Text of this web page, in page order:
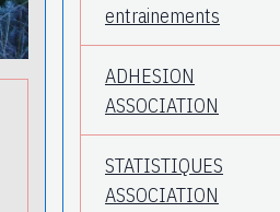
entrainements
ADHESION
ASSOCIATION
STATISTIQUES
ASSOCIATION